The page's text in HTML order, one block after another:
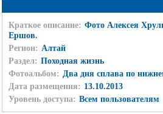
Краткое описание: Фото Алексея
Ершов.
Регион: Алтай
Раздел: Походная жизнь
Фотоальбом: Два дня сплава по
Дата размещения: 13.10.2013
Уровень доступа: Всем пользователям